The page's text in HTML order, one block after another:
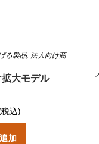
る製品, 法人向け商
大モデル
込)
加